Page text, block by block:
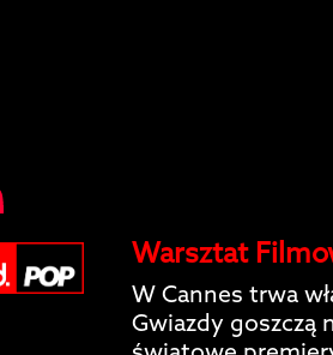
Warsztat
W Cannes trwa
Gwiazdy goszczą